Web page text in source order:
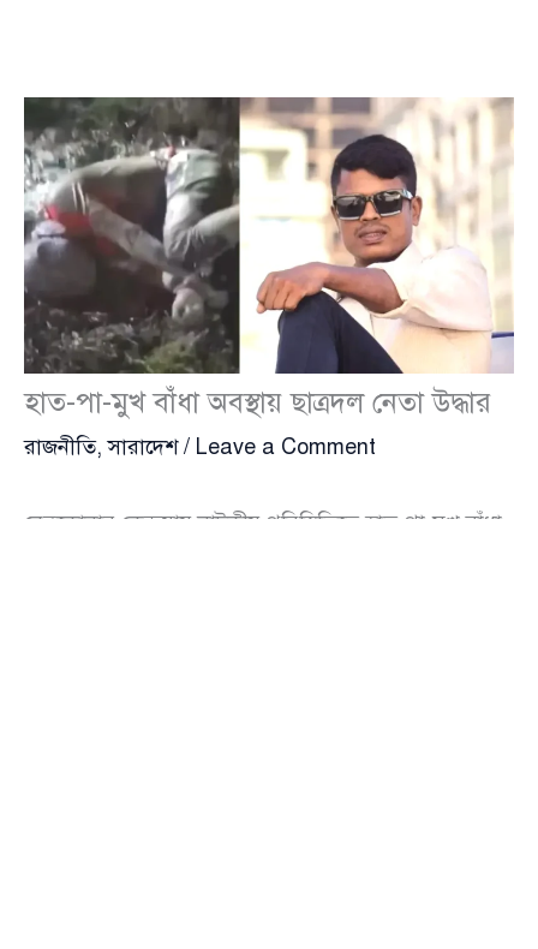
হাত-পা-মুখ বাঁধা অবস্থায় ছাত্রদল নেতা উদ্ধার
রাজনীতি,সারাদেশ/ Leave a Comment
নেত্রকোনার কেন্দুয়ায় নাটকীয় পরিস্থিতিতে হাত-পা-মুখ বাঁধা